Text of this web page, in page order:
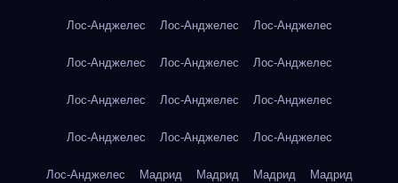
Лос-Анджелес Лос-Анджелес Лос-Анджелес
Лос-Анджелес Лос-Анджелес Лос-Анджелес
Лос-Анджелес Лос-Анджелес Лос-Анджелес
Лос-Анджелес Лос-Анджелес Лос-Анджелес
Лос-Анджелес Мадрид Мадрид Мадрид Мадрид